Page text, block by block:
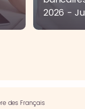
2026 -
des Français